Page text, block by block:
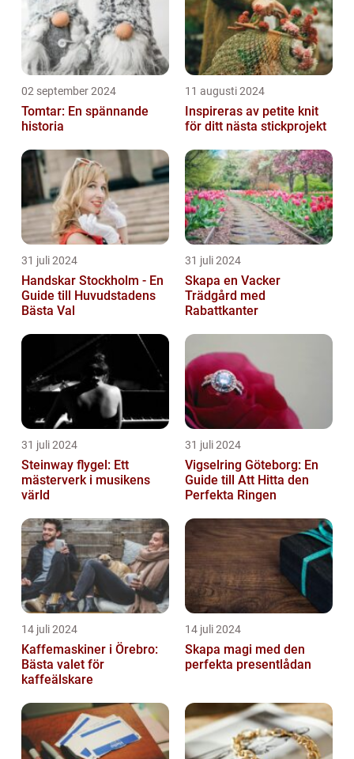
02 september 2024
Tomtar: En spännande
historia
11 augusti 2024
Inspireras av petite knit
för ditt nästa stickprojekt
31 juli 2024
Handskar Stockholm - En
Guide till Huvudstadens
Bästa Val
31 juli 2024
Skapa en Vacker
Trädgård med
Rabattkanter
31 juli 2024
Steinway flygel: Ett
mästerverk i musikens
värld
31 juli 2024
Vigselring Göteborg: En
Guide till Att Hitta den
Perfekta Ringen
14 juli 2024
Kaffemaskiner i Örebro:
Bästa valet för
kaffeälskare
14 juli 2024
Skapa magi med den
perfekta presentlådan